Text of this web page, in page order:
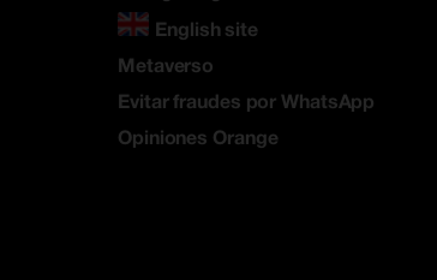
English site
Metaverso
Evitar fraudes por WhatsApp
Opiniones Orange